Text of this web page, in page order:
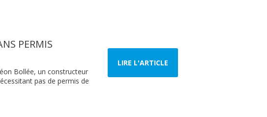
PERMIS
Bollée, un constructeur
pas de permis de
LIRE L'ARTICLE